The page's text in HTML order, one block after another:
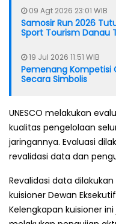
09 Agt 2026 23:01 WIB
Samosir Run 2026
Sport Tourism Danau
19 Jul 2026 11:51 WIB
Pemenang Kompetisi
Secara Simbolis
UNESCO melakukan
kualitas pengelolaan
jaringannya. Evaluasi
revalidasi data dan
Revalidasi data
kuisioner Dewan
Kelengkapan kuisioner